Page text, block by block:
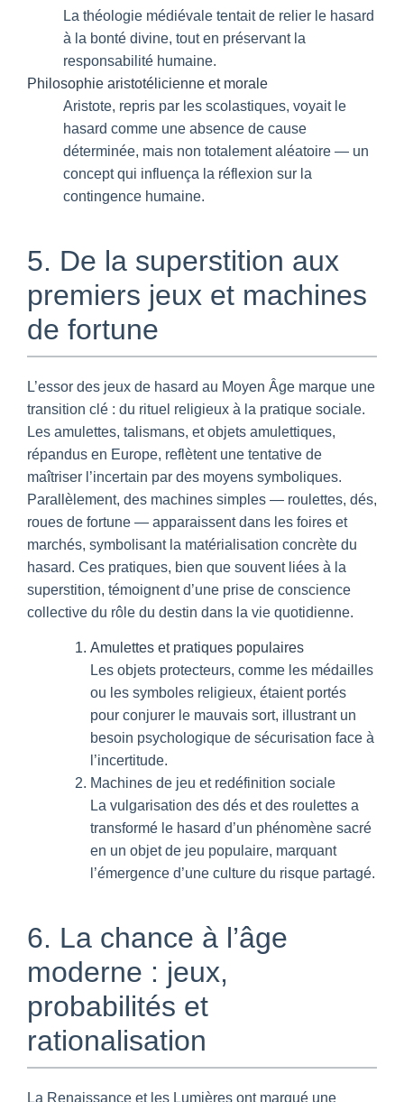
La théologie médiévale tentait de relier le hasard
à la bonté divine, tout en préservant la
responsabilité humaine.
Philosophie aristotélicienne et morale
Aristote, repris par les scolastiques, voyait le
hasard comme une absence de cause
déterminée, mais non totalement aléatoire — un
concept qui influença la réflexion sur la
contingence humaine.
5. De la superstition aux
premiers jeux et machines
de fortune
L’essor des jeux de hasard au Moyen Âge marque une
transition clé : du rituel religieux à la pratique sociale.
Les amulettes, talismans, et objets amulettiques,
répandus en Europe, reflètent une tentative de
maîtriser l’incertain par des moyens symboliques.
Parallèlement, des machines simples — roulettes, dés,
roues de fortune — apparaissent dans les foires et
marchés, symbolisant la matérialisation concrète du
hasard. Ces pratiques, bien que souvent liées à la
superstition, témoignent d’une prise de conscience
collective du rôle du destin dans la vie quotidienne.
Amulettes et pratiques populaires
Les objets protecteurs, comme les médailles
ou les symboles religieux, étaient portés
pour conjurer le mauvais sort, illustrant un
besoin psychologique de sécurisation face à
l’incertitude.
Machines de jeu et redéfinition sociale
La vulgarisation des dés et des roulettes a
transformé le hasard d’un phénomène sacré
en un objet de jeu populaire, marquant
l’émergence d’une culture du risque partagé.
6. La chance à l’âge
moderne : jeux,
probabilités et
rationalisation
La Renaissance et les Lumières ont marqué une